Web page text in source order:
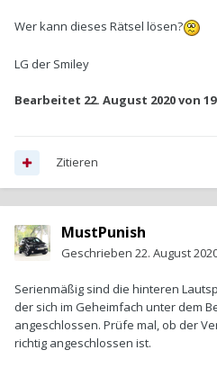
Wer kann dieses Rätsel lösen?
LG der Smiley
Bearbeitet 22. August 2020von
Zitieren
MustPunish
Geschrieben 22. August
Serienmäßig sind die hinteren
der sich im Geheimfach unter dem
angeschlossen. Prüfe mal, ob der
richtig angeschlossen ist.